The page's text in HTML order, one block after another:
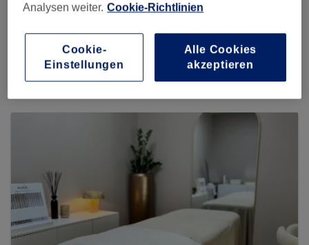
EsteLine Beauty Center
4924 reviews
Eingang von, Wotanstraße , Hirschgartenallee 26a, 80639
München, Nymphenburg
Analysen weiter. Cookie-Richtlinien
Cookie-
Einstellungen
Alle Cookies
akzeptieren